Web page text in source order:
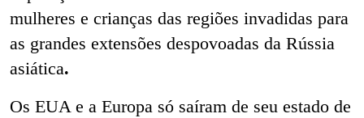
mulheres e crianças das regiões invadidas para
as grandes extensões despovoadas da Rússia
asiática.
Os EUA e a Europa só saíram de seu estado de